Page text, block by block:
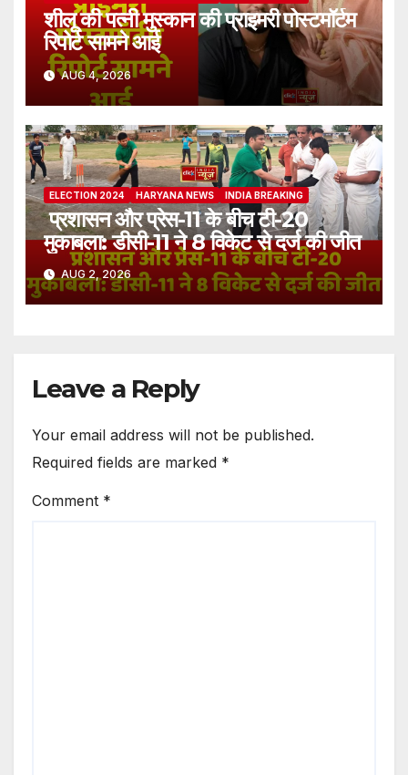
शीलू की पत्नी मुस्कान की प्राइमरी पोस्टमॉर्टम
रिपोर्ट सामने आई
AUG 4, 2026
ELECTION 2024 HARYANA NEWS INDIA BREAKING
प्रशासन और प्रेस-11 के बीच टी-20
मुकाबला: डीसी-11 ने 8 विकेट से दर्ज की जीत
AUG 2, 2026
Leave a Reply
Your email address will not be published.
Required fields are marked *
Comment *